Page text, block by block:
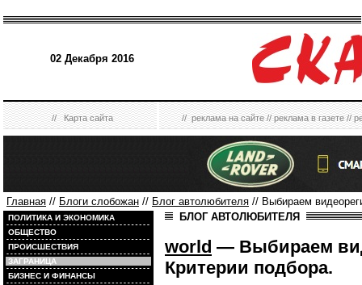
02 Декабря 2016
//Карта сайта //реклама на сайте//реклама в газете//
Главная // Блоги слобожан // Блог автолюбителя // Выбираем
ПОЛИТИКА И ЭКОНОМИКА
ОБЩЕСТВО
ПРОИСШЕСТВИЯ
ЗАГРАНИЦА
БИЗНЕС И ФИНАНСЫ
БЛОГ АВТОЛЮБИТЕЛЯ
world — Выбираем
Критерии подбора.